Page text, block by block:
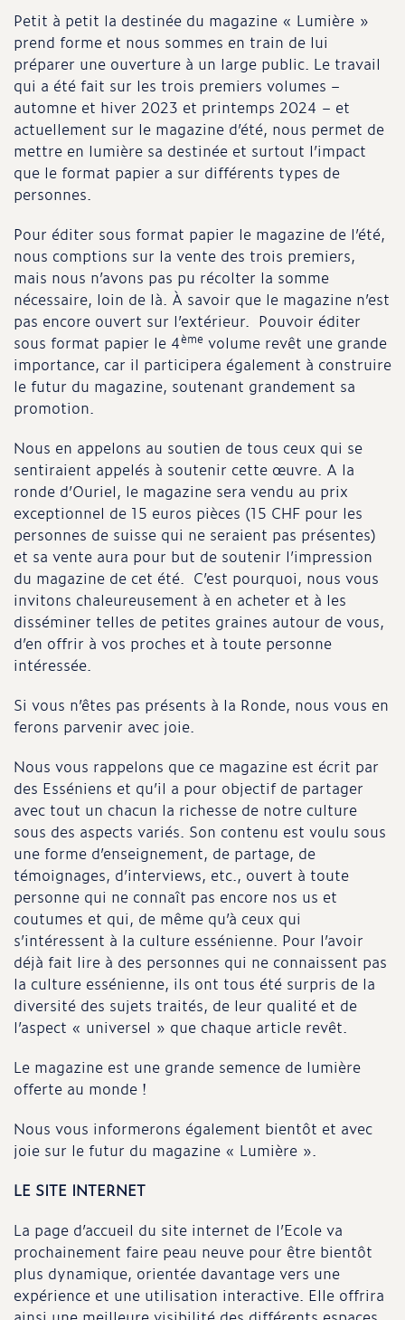
Petit à petit la destinée du magazine « Lumière »
prend forme et nous sommes en train de lui
préparer une ouverture à un large public. Le travail
qui a été fait sur les trois premiers volumes –
automne et hiver 2023 et printemps 2024 – et
actuellement sur le magazine d’été, nous permet de
mettre en lumière sa destinée et surtout l’impact
que le format papier a sur différents types de
personnes.
Pour éditer sous format papier le magazine de l’été,
nous comptions sur la vente des trois premiers,
mais nous n’avons pas pu récolter la somme
nécessaire, loin de là. À savoir que le magazine n’est
pas encore ouvert sur l’extérieur. Pouvoir éditer
sous format papier le 4ème volume revêt une grande
importance, car il participera également à construire
le futur du magazine, soutenant grandement sa
promotion.
Nous en appelons au soutien de tous ceux qui se
sentiraient appelés à soutenir cette œuvre. A la
ronde d’Ouriel, le magazine sera vendu au prix
exceptionnel de 15 euros pièces (15 CHF pour les
personnes de suisse qui ne seraient pas présentes)
et sa vente aura pour but de soutenir l’impression
du magazine de cet été. C’est pourquoi, nous vous
invitons chaleureusement à en acheter et à les
disséminer telles de petites graines autour de vous,
d’en offrir à vos proches et à toute personne
intéressée.
Si vous n’êtes pas présents à la Ronde, nous vous en
ferons parvenir avec joie.
Nous vous rappelons que ce magazine est écrit par
des Esséniens et qu’il a pour objectif de partager
avec tout un chacun la richesse de notre culture
sous des aspects variés. Son contenu est voulu sous
une forme d’enseignement, de partage, de
témoignages, d’interviews, etc., ouvert à toute
personne qui ne connaît pas encore nos us et
coutumes et qui, de même qu’à ceux qui
s’intéressent à la culture essénienne. Pour l’avoir
déjà fait lire à des personnes qui ne connaissent pas
la culture essénienne, ils ont tous été surpris de la
diversité des sujets traités, de leur qualité et de
l’aspect « universel » que chaque article revêt.
Le magazine est une grande semence de lumière
offerte au monde !
Nous vous informerons également bientôt et avec
joie sur le futur du magazine « Lumière ».
LE SITE INTERNET
La page d’accueil du site internet de l’Ecole va
prochainement faire peau neuve pour être bientôt
plus dynamique, orientée davantage vers une
expérience et une utilisation interactive. Elle offrira